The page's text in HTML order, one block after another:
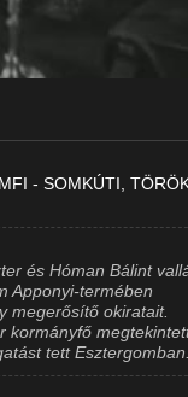
- SOMKÚTI,
és Hóman Bálint
Apponyi-termében
megerősítő okiratait.
kormányfő
tett